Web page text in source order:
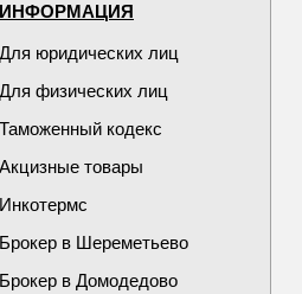
ИНФОРМАЦИЯ
Для юридических лиц
Для физических лиц
Таможенный кодекс
Акцизные товары
Инкотермс
Брокер в Шереметьево
Брокер в Домодедово